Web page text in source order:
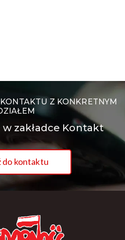
Z KONKRETNYM
zakładce Kontakt
do kontaktu